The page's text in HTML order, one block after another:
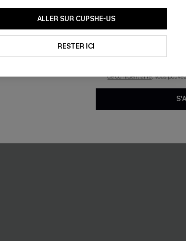
ALLER SUR CUPSHE-US
RESTER ICI
En soumettant votre adresse
mails marketing (y compris
reconnaissez avoir pris
pouvons utiliser les données
technologies de suivi, telles
savoir si ceux-ci ont été
personnaliser nos contenus
produits susceptibles de
de confidentialité. Vous